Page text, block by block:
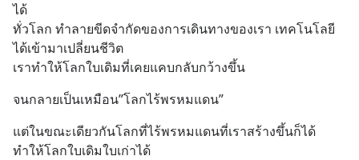
ได้
ทั่วโลก ทำลายขีดจำกัดของการเดินทางของเรา เทคโนโลยี
ได้เข้ามาเปลี่ยนชีวิต
เราทำให้โลกใบเดิมที่เคยแคบกลับกว้างขึ้น
จนกลายเป็นเหมือน”โลกไร้พรหมแดน”
แต่ในขณะเดียวกันโลกที่ไร้พรหมแดนที่เราสร้างขึ้นก็ได้
ทำให้โลกใบเดิมใบเก่าได้